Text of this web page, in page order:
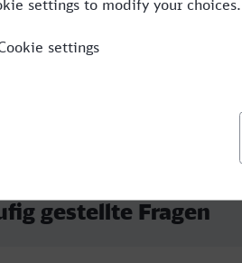
04:17
22.08.26
gestellte Fragen